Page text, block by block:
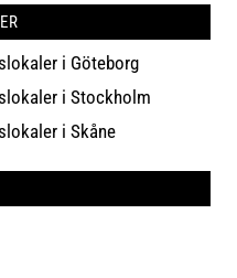
i Göteborg
i Stockholm
i Skåne